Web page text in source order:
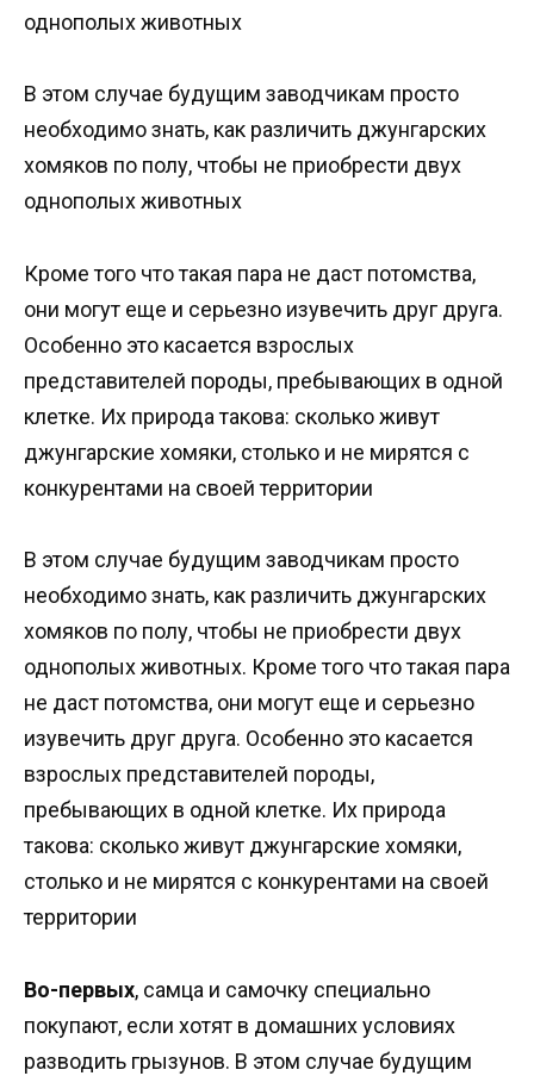
однополых животных
В этом случае будущим заводчикам просто
необходимо знать, как различить джунгарских
хомяков по полу, чтобы не приобрести двух
однополых животных
Кроме того что такая пара не даст потомства,
они могут еще и серьезно изувечить друг друга.
Особенно это касается взрослых
представителей породы, пребывающих в одной
клетке. Их природа такова: сколько живут
джунгарские хомяки, столько и не мирятся с
конкурентами на своей территории
В этом случае будущим заводчикам просто
необходимо знать, как различить джунгарских
хомяков по полу, чтобы не приобрести двух
однополых животных. Кроме того что такая пара
не даст потомства, они могут еще и серьезно
изувечить друг друга. Особенно это касается
взрослых представителей породы,
пребывающих в одной клетке. Их природа
такова: сколько живут джунгарские хомяки,
столько и не мирятся с конкурентами на своей
территории
Во-первых, самца и самочку специально
покупают, если хотят в домашних условиях
разводить грызунов. В этом случае будущим